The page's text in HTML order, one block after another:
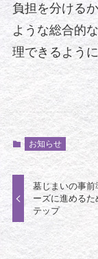
負担を分ける
ような総合的
理できるよう
お知らせ
墓じまいの事前
ーズに進めるた
テップ